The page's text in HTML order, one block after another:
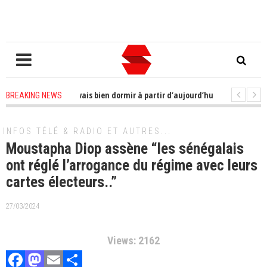
BREAKING NEWS
à me faire ; je vais bien dormir à partir d’aujourd’hui» 2 years ago
INFOS TÉLÉ & RADIO ET AUTRES...
Moustapha Diop assène “les sénégalais
ont réglé l’arrogance du régime avec leurs
cartes électeurs..”
27/03/2024
Views: 2162
Facebook
Mastodon
Email